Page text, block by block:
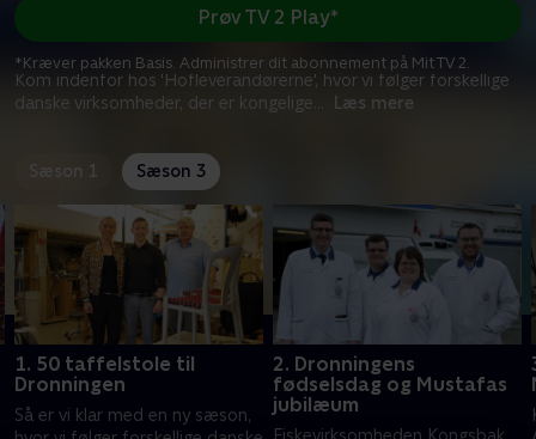
Kom indenfor hos 'Hofleverandørerne', hvor vi følger forskellige
danske virksomheder, der er kongelige
Læs mere
Prøv TV 2 Play*
*Kræver pakken Basis. Administrer dit abonnement på Mit TV 2.
Sæson 1 Sæson 3
1. 50 taffelstole til
Dronningen
Så er vi klar med en ny sæson,
2. Dronningens
fødselsdag og Mustafas
jubilæum
Fiskevirksomheden Kongsbak